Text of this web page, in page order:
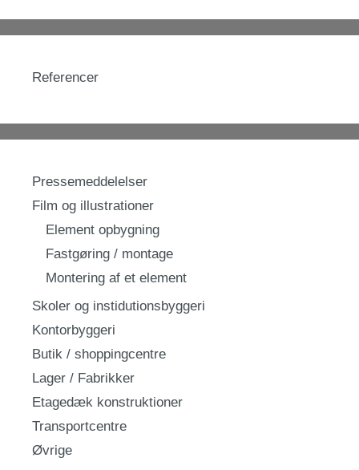
Referencer
Pressemeddelelser
Film og illustrationer
Element opbygning
Fastgøring / montage
Montering af et element
Skoler og instidutionsbyggeri
Kontorbyggeri
Butik / shoppingcentre
Lager / Fabrikker
Etagedæk konstruktioner
Transportcentre
Øvrige